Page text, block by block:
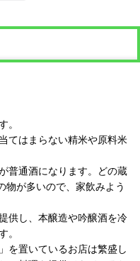
。
てはまらない精米や原料米
普通酒になります。どの蔵
が多いので、家飲みよう
供し、本醸造や吟醸酒を冷
。
を置いているお店は繁盛し